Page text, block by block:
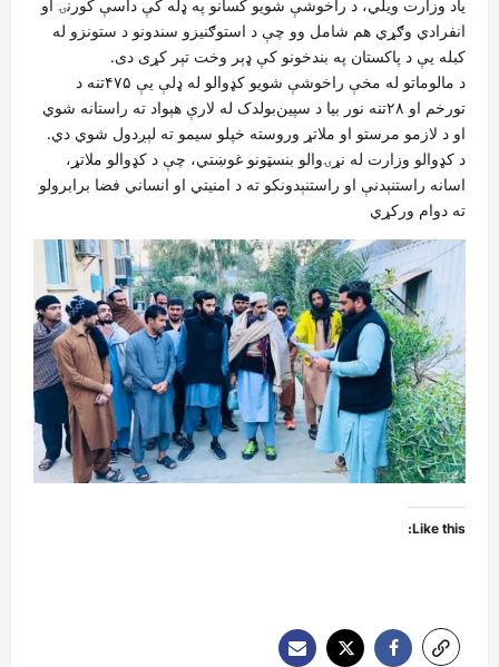
یاد وزارت ویلي، د راخوشې شویو کسانو په ډله کې داسې کورنۍ او
انفرادي وګړي هم شامل وو چې د استوګنیزو سندونو د ستونزو له
کبله یې د پاکستان په بندخونو کې ډېر وخت تېر کړی دی.
د مالوماتو له مخې راخوشې شویو کډوالو له ډلې یې ۴۷۵تنه د
تورخم او ۲۸تنه نور بیا د سپین‌بولدک له لارې هېواد ته راستانه شوي
او د لازمو مرستو او ملاتړ وروسته خپلو سیمو ته لېږدول شوي دي.
د کډوالو وزارت له نړۍ‌والو بنسټونو غوښتي، چې د کډوالو ملاتړ،
اسانه راستنېدنې او راستنېدونکو ته د امنیتي او انساني فضا برابرولو
ته دوام ورکړي
Like this: